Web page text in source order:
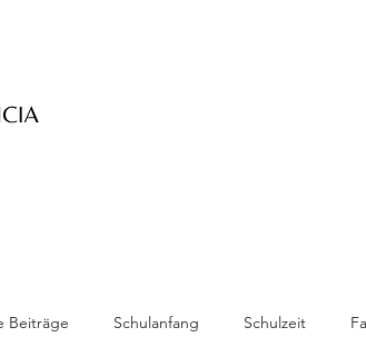
Beiträge Schulanfang Schulzeit